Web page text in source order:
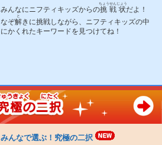
みんなにニフティキッズからの挑戦状
ちょうせんじょう
だよ！
なぞ解
と
きに挑戦しながら、ニフティキッズの中
にかくれたキーワードを見つけてね！
みんなで選ぶ！究極の二択